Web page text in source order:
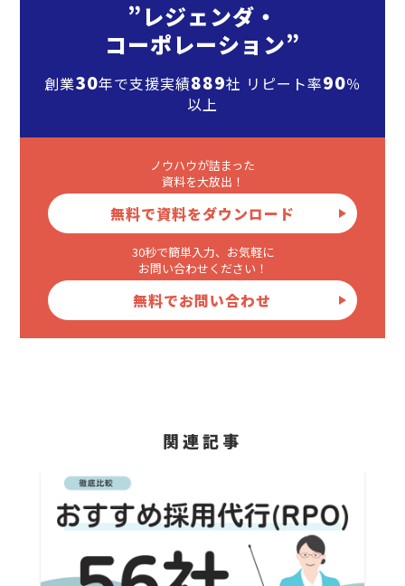
”レジェンダ・
コーポレーション”
創業30年で支援実績889社 リピート率90％
以上
ノウハウが詰まった
資料を大放出！
無料で資料をダウンロード
30秒で簡単入力、お気軽に
お問い合わせください！
無料でお問い合わせ
関連記事